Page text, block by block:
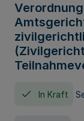
In Kraft